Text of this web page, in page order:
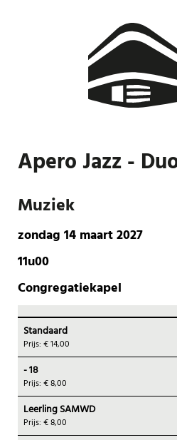
Apero Jazz -
Muziek
zondag 14 maart 2027
11u00
Congregatiekapel
Standaard
Prijs: € 14,00
- 18
Prijs: € 8,00
Leerling SAMWD
Prijs: € 8,00